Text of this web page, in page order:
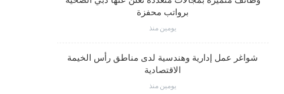
برواتب محفزة
يومين منذ
شواغر عمل إدارية وهندسية لدى مناطق رأس الخيمة
الاقتصادية
يومين منذ